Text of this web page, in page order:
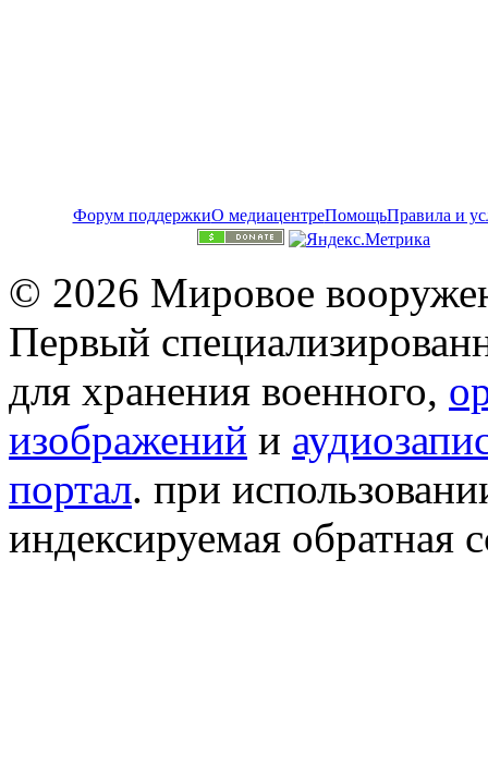
Форум поддержкиО медиацентреПомощьПравила и
© 2026 Мировое
Первый
для хранения военного,
изображений и
портал. при
индексируемая обратная